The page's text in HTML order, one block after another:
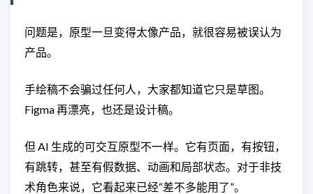
问题是，原型一旦变得太像产品，就很容易被误认为
产品。
手绘稿不会骗过任何人，大家都知道它只是草图。
Figma 再漂亮，也还是设计稿。
但 AI 生成的可交互原型不一样。它有页面，有按钮，
有跳转，甚至有假数据、动画和局部状态。对于非技
术角色来说，它看起来已经“差不多能用了”。